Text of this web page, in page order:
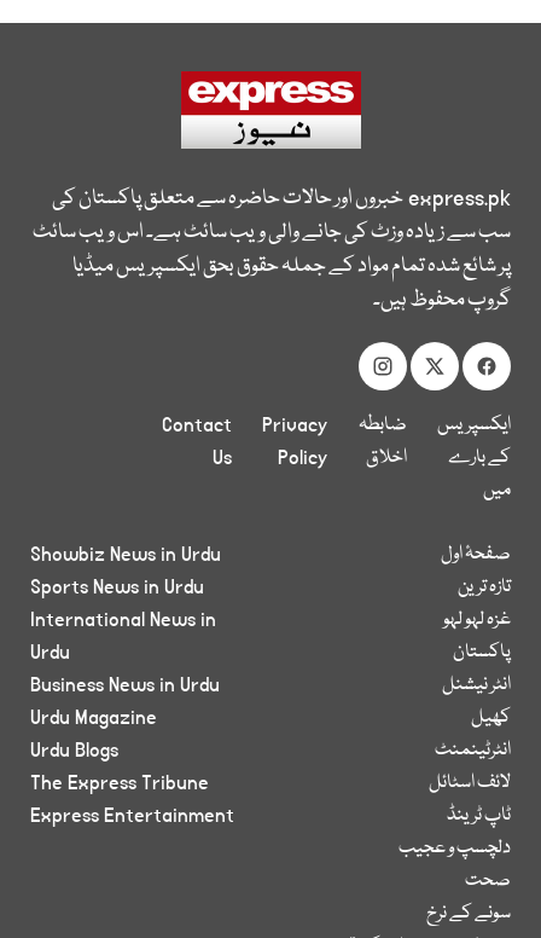
express.pkخبروں اور حالات حاضرہ سے متعلق پاکستان کی
سب سے زیادہ وزٹ کی جانے والی ویب سائٹ ہے۔ اس ویب سائٹ
پر شائع شدہ تمام مواد کے جملہ حقوق بحق ایکسپریس میڈیا
گروپ محفوظ ہیں۔
ایکسپریس
کے بارے
میں
ضابطہ
اخلاق
Privacy
Policy
Contact
Us
صفحۂ اول
تازہ ترین
غزہ لہو لہو
پاکستان
انٹر نیشنل
کھیل
انٹرٹینمنٹ
لائف اسٹائل
ٹاپ ٹرینڈ
دلچسپ و عجیب
صحت
سونے کے نرخ
Showbiz News in Urdu
Sports News in Urdu
International News in
Urdu
Business News in Urdu
Urdu Magazine
Urdu Blogs
The Express Tribune
Express Entertainment